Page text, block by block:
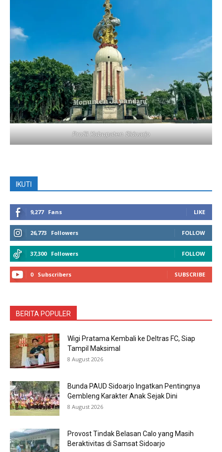
Profil Kabupaten Sidoarjo
IKUTI
9,277 Fans LIKE
26,773 Followers FOLLOW
37,300 Followers FOLLOW
0 Subscribers SUBSCRIBE
BERITA POPULER
Wigi Pratama Kembali ke Deltras FC, Siap
Tampil Maksimal
8 August 2026
Bunda PAUD Sidoarjo Ingatkan Pentingnya
Gembleng Karakter Anak Sejak Dini
8 August 2026
Provost Tindak Belasan Calo yang Masih
Beraktivitas di Samsat Sidoarjo